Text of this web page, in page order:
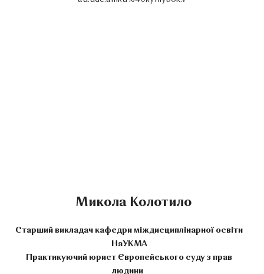
Микола Колотило
Старший викладач кафедри міждисциплінарної освіти
НаУКМА
Практикуючий юрист Європейського суду з прав
людини